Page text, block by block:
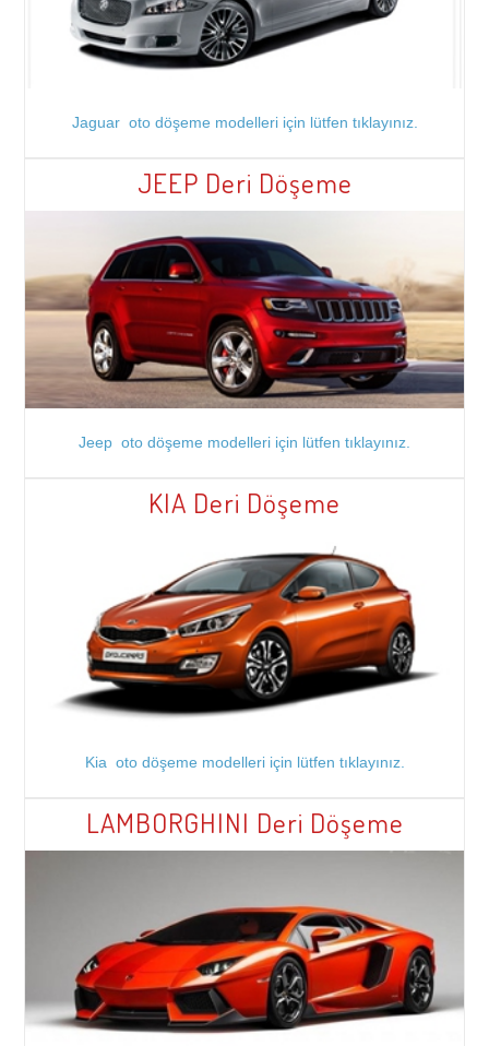
Jaguar oto döşeme modelleri için lütfen tıklayınız.
JEEP Deri Döşeme
Jeep oto döşeme modelleri için lütfen tıklayınız.
KIA Deri Döşeme
Kia oto döşeme modelleri için lütfen tıklayınız.
LAMBORGHINI Deri Döşeme